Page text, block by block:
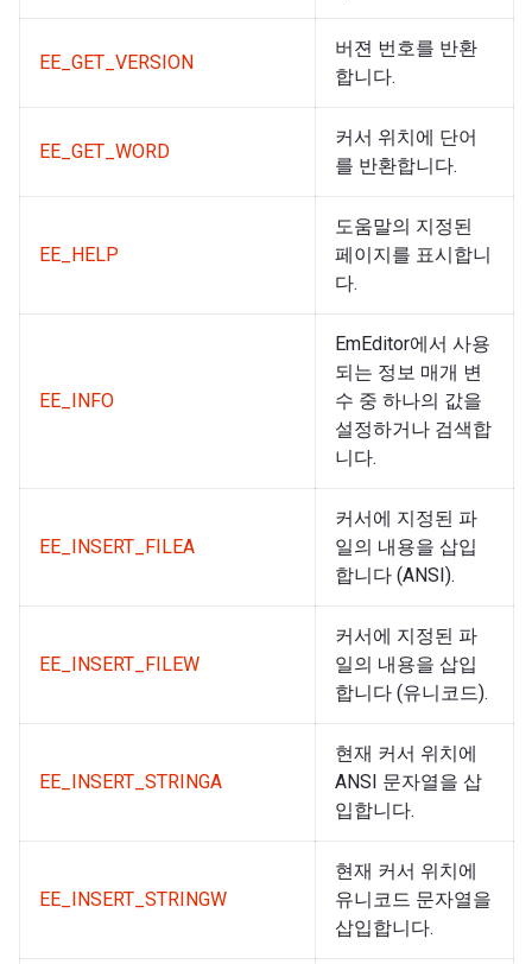
EE_GET_VERSION
버젼 번호를 반환
합니다.
EE_GET_WORD
커서 위치에 단어
를 반환합니다.
EE_HELP
도움말의 지정된
페이지를 표시합니
다.
EE_INFO
EmEditor에서 사용
되는 정보 매개 변
수 중 하나의 값을
설정하거나 검색합
니다.
EE_INSERT_FILEA
커서에 지정된 파
일의 내용을 삽입
합니다 (ANSI).
EE_INSERT_FILEW
커서에 지정된 파
일의 내용을 삽입
합니다 (유니코드).
EE_INSERT_STRINGA
현재 커서 위치에
ANSI 문자열을 삽
입합니다.
EE_INSERT_STRINGW
현재 커서 위치에
유니코드 문자열을
삽입합니다.